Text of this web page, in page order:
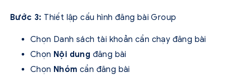
Bước 3: Thiết lập cấu hình đăng bài Group
Chọn Danh sách tài khoản cần chạy đăng bài
Chọn Nội dung đăng bài
Chọn Nhóm cần đăng bài